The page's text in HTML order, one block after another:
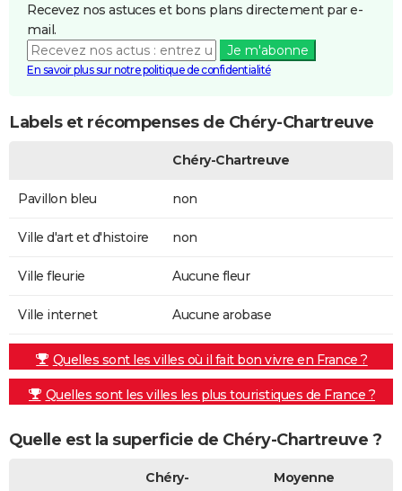
Recevez nos astuces et bons plans directement par e-
mail.
Je m'abonne
En savoir plus sur notre politique de confidentialité
Labels et récompenses de Chéry-Chartreuve
Chéry-Chartreuve
Pavillon bleu non
Ville d'art et d'histoire non
Ville fleurie Aucune fleur
Ville internet Aucune arobase
Quelles sont les villes où il fait bon vivre en France ?
Quelles sont les villes les plus touristiques de France ?
Quelle est la superficie de Chéry-Chartreuve ?
Chéry-
Moyenne